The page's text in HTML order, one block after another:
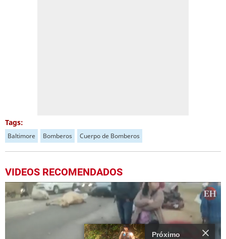
Tags:
Baltimore Bomberos Cuerpo de Bomberos
VIDEOS RECOMENDADOS
Próximo